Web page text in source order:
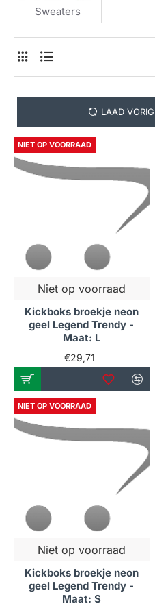
Sweaters
LAAD
NIET OP VOORRAAD
Niet op voorraad
Kickboks broekje neon
geel Legend Trendy -
Maat: L
€29,71
NIET OP VOORRAAD
Niet op voorraad
Kickboks broekje neon
geel Legend Trendy -
Maat: S